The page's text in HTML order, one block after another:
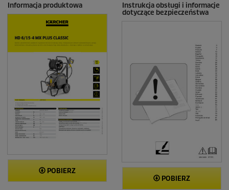
Informacja produktowa
POBIERZ
Instrukcja obsługi i informacje
dotyczące bezpieczeństwa
POBIERZ